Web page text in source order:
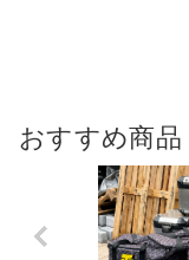
おすすめ商品
Previo
us